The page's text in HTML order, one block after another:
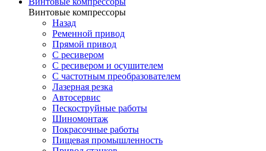
Винтовые компрессоры
Назад
Ременной привод
Прямой привод
С ресивером
С ресивером и осушителем
С частотным преобразователем
Лазерная резка
Автосервис
Пескоструйные работы
Шиномонтаж
Покрасочные работы
Пищевая промышленность